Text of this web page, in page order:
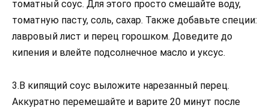
томатный соус. Для этого просто смешайте воду,
томатную пасту, соль, сахар. Также добавьте специи:
лавровый лист и перец горошком. Доведите до
кипения и влейте подсолнечное масло и уксус.
3.В кипящий соус выложите нарезанный перец.
Аккуратно перемешайте и варите 20 минут после